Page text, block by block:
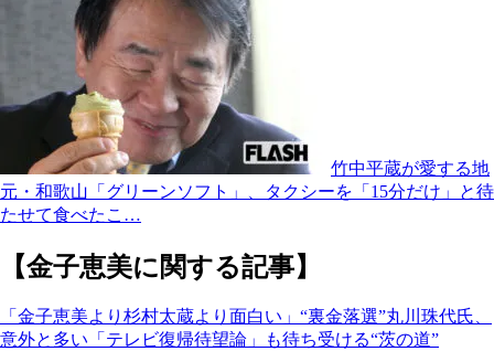
竹中平蔵が愛する地
元・和歌山「グリーンソフト」、タクシーを「15分だけ」と待
たせて食べたこ…
【金子恵美に関する記事】
「金子恵美より杉村太蔵より面白い」“裏金落選”丸川珠代氏、
意外と多い「テレビ復帰待望論」も待ち受ける“茨の道”